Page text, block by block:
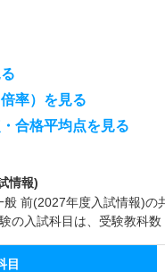
率）を見る
合格平均点を見る
情報)
般 前(2027年度入試情報)
入試科目は、受験教科
目